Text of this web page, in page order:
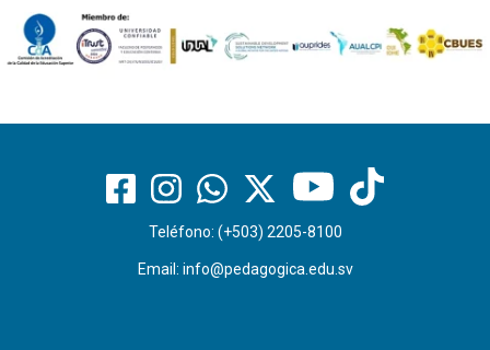
Teléfono: (+503) 2205-8100
Email: info@pedagogica.edu.sv